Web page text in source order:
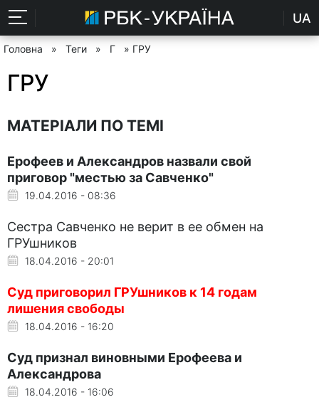
UA
Головна » Теги » Г » ГРУ
ГРУ
МАТЕРІАЛИ ПО ТЕМІ
Ерофеев и Александров назвали свой
приговор "местью за Савченко"
19.04.2016 - 08:36
Сестра Савченко не верит в ее обмен на
ГРУшников
18.04.2016 - 20:01
Суд приговорил ГРУшников к 14 годам
лишения свободы
18.04.2016 - 16:20
Суд признал виновными Ерофеева и
Александрова
18.04.2016 - 16:06